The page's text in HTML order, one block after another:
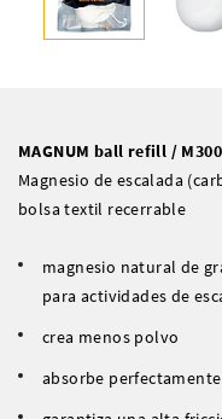
MAGNUM ball refill /
Magnesio de escalada
bolsa textil recerrable
magnesio natural de
para actividades de
crea menos polvo
absorbe